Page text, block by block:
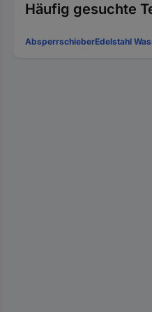
Häufig gesuchte
AbsperrschieberEdelstahl